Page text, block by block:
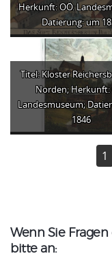
Herkunft: OÖ.
Datierung: um
Titel: Kloster
Norden; Herkunft:
Landesmuseum;
1846
1
Wenn Sie
bitte an: